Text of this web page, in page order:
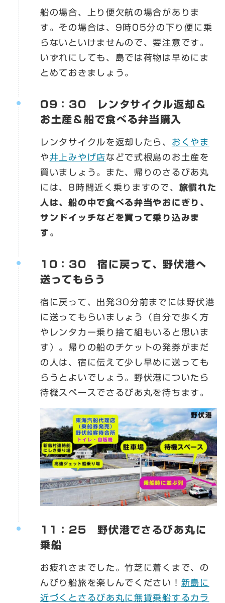
船の場合、上り便欠航の場合がありま
す。その場合は、9時05分の下り便に乗
らないといけませんので、要注意です。
いずれにしても、島では荷物は早めにま
とめておきましょう。
09：30 レンタサイクル返却＆
お土産＆船で食べる弁当購入
レンタサイクルを返却したら、 おくやま
や井上みやげ店などで式根島のお土産を
買いましょう。また、帰りのさるびあ丸
には、8時間近く乗りますので、 旅慣れた
人は、船の中で食べる弁当やおにぎり、
サンドイッチなどを買って乗り込みま
す。
10：30 宿に戻って、野伏港へ
送ってもらう
宿に戻って、出発30分前までには野伏港
に送ってもらいましょう（自分で歩く方
やレンタカー乗り捨て組もいると思いま
す）。帰りの船のチケットの発券がまだ
の人は、宿に伝えて少し早めに送っても
らうとよいでしょう。野伏港についたら
待機スペースでさるびあ丸を待ちます。
11：25 野伏港でさるびあ丸に
乗船
お疲れさまでした。竹芝に着くまで、の
んびり船旅を楽しんでください！ 新島に
近づくとさるびあ丸に無賃乗船するカラ